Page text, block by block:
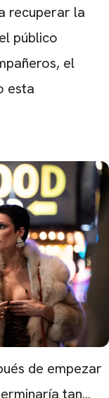
recuperar la
público
el
esta
de empezar
tan...